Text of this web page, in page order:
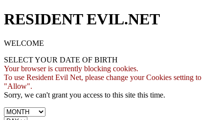
RESIDENT EVIL.NET
WELCOME
SELECT YOUR DATE OF BIRTH
Your browser is currently blocking cookies.
To use Resident Evil Net, please change your Cookies setting to
"Allow".
Sorry, we can't grant you access to this site this time.